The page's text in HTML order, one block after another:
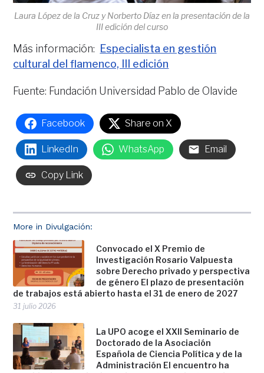
More in Divulgación:
Convocado el X Premio de
Investigación Rosario Valpuesta
sobre Derecho privado y perspectiva
de género El plazo de presentación
de trabajos está abierto hasta el 31 de enero de 2027
31 julio 2026
La UPO acoge el XXII Seminario de
Doctorado de la Asociación
Española de Ciencia Política y de la
Administración El encuentro ha
Laura López de la Cruz y Norberto Díaz en la presentación de la
III edición del curso
Más información: Especialista en gestión
cultural del flamenco, III edición
Fuente: Fundación Universidad Pablo de Olavide
Facebook Share on X
LinkedIn WhatsApp Email
Copy Link